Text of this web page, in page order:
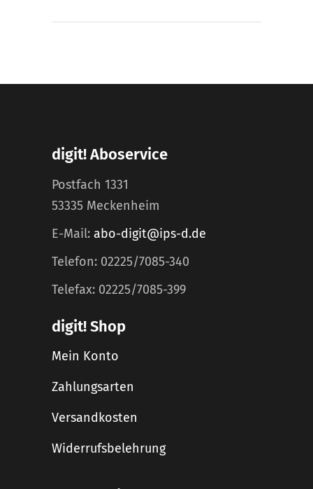
digit! Aboservice
Postfach 1331
53335 Meckenheim
E-Mail: abo-digit@ips-d.de
Telefon: 02225/7085-340
Telefax: 02225/7085-399
digit! Shop
Mein Konto
Zahlungsarten
Versandkosten
Widerrufsbelehrung